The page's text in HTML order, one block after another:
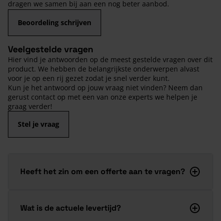
dragen we samen bij aan een nog beter aanbod.
Beoordeling schrijven
Veelgestelde vragen
Hier vind je antwoorden op de meest gestelde vragen over dit
product. We hebben de belangrijkste onderwerpen alvast
voor je op een rij gezet zodat je snel verder kunt.
Kun je het antwoord op jouw vraag niet vinden? Neem dan
gerust contact op met een van onze experts we helpen je
graag verder!
Stel je vraag
Heeft het zin om een offerte aan te vragen?
Wat is de actuele levertijd?